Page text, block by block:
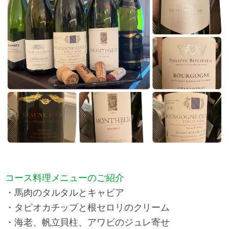
コース料理メニューのご紹介
・馬肉のタルタルとキャビア
・タピオカチップと根セロリのクリーム
・海老、帆立貝柱、アワビのジュレ寄せ